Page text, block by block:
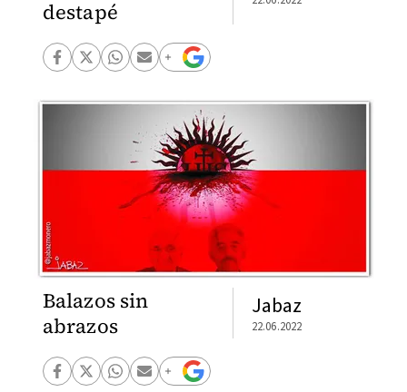
destapé
Balazos sin
abrazos
Jabaz
22.06.2022